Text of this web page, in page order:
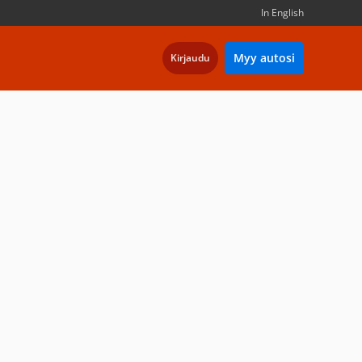
In English
Kirjaudu Myy autosi